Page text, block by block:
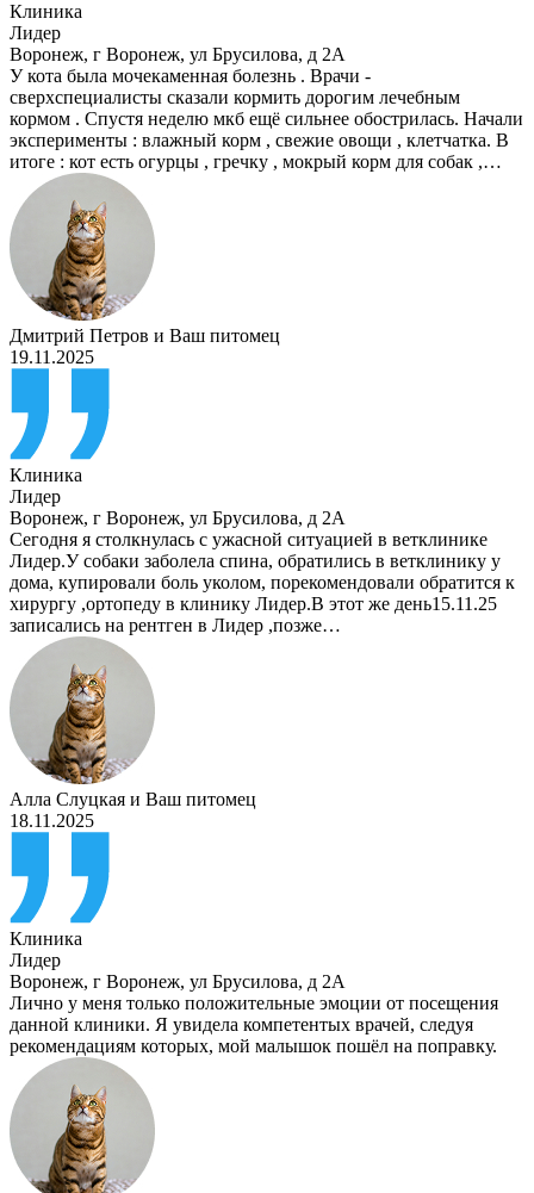
Клиника
Лидер
Воронеж, г Воронеж, ул Брусилова, д 2А
У кота была мочекаменная болезнь . Врачи -
сверхспециалисты сказали кормить дорогим лечебным
кормом . Спустя неделю мкб ещё сильнее обострилась. Начали
эксперименты : влажный корм , свежие овощи , клетчатка. В
итоге : кот есть огурцы , гречку , мокрый корм для собак ,…
Дмитрий Петров и Ваш питомец
19.11.2025
Клиника
Лидер
Воронеж, г Воронеж, ул Брусилова, д 2А
Сегодня я столкнулась с ужасной ситуацией в ветклинике
Лидер.У собаки заболела спина, обратились в ветклинику у
дома, купировали боль уколом, порекомендовали обратится к
хирургу ,ортопеду в клинику Лидер.В этот же день15.11.25
записались на рентген в Лидер ,позже…
Алла Слуцкая и Ваш питомец
18.11.2025
Клиника
Лидер
Воронеж, г Воронеж, ул Брусилова, д 2А
Лично у меня только положительные эмоции от посещения
данной клиники. Я увидела компетентых врачей, следуя
рекомендациям которых, мой малышок пошёл на поправку.